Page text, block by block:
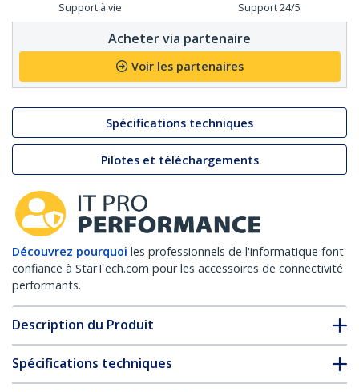
Support à vie Support 24/5
Acheter via partenaire
Voir les partenaires
Spécifications techniques
Pilotes et téléchargements
Découvrez pourquoi les professionnels de l'informatique font
confiance à StarTech.com pour les accessoires de connectivité
performants.
Description du Produit
Spécifications techniques